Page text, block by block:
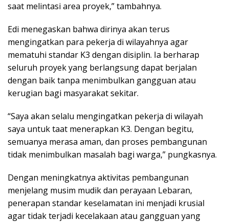
saat melintasi area proyek,” tambahnya.
Edi menegaskan bahwa dirinya akan terus
mengingatkan para pekerja di wilayahnya agar
mematuhi standar K3 dengan disiplin. Ia berharap
seluruh proyek yang berlangsung dapat berjalan
dengan baik tanpa menimbulkan gangguan atau
kerugian bagi masyarakat sekitar.
“Saya akan selalu mengingatkan pekerja di wilayah
saya untuk taat menerapkan K3. Dengan begitu,
semuanya merasa aman, dan proses pembangunan
tidak menimbulkan masalah bagi warga,” pungkasnya.
Dengan meningkatnya aktivitas pembangunan
menjelang musim mudik dan perayaan Lebaran,
penerapan standar keselamatan ini menjadi krusial
agar tidak terjadi kecelakaan atau gangguan yang